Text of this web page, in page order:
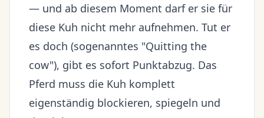
— und ab diesem Moment darf er sie für
diese Kuh nicht mehr aufnehmen. Tut er
es doch (sogenanntes "Quitting the
cow"), gibt es sofort Punktabzug. Das
Pferd muss die Kuh komplett
eigenständig blockieren, spiegeln und